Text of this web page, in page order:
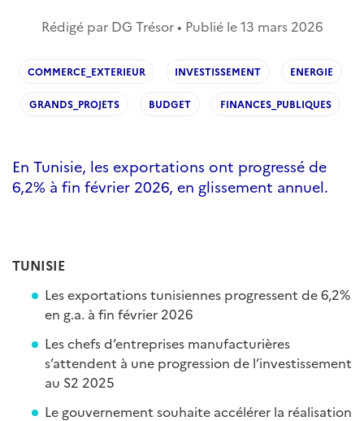
Rédigé par DG Trésor • Publié le13 mars 2026
COMMERCE_EXTERIEUR INVESTISSEMENT ENERGIE
GRANDS_PROJETS BUDGET FINANCES_PUBLIQUES
En Tunisie, les exportations ont progressé de
6,2% à fin février 2026, en glissement annuel.
TUNISIE
Les exportations tunisiennes progressent de 6,2%
en g.a. à fin février 2026
Les chefs d’entreprises manufacturières
s’attendent à une progression de l’investissement
au S2 2025
Le gouvernement souhaite accélérer la réalisation